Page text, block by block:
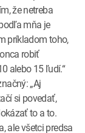
že netreba
mňa je
príkladom toho,
robiť
alebo 15 ľudí.“
„Aj
si povedať,
to a to.
ale všetci predsa